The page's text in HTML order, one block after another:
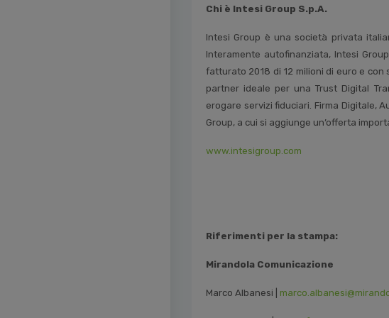
Chi è Intesi Group S.p.A.
Intesi Group è una società privata
Interamente autofinanziata, Intesi
fatturato 2018 di 12 milioni di euro e con
partner ideale per una Trust Digital
erogare servizi fiduciari. Firma Digitale,
Group, a cui si aggiunge un’offerta
www.intesigroup.com
Riferimenti per la stampa:
Mirandola Comunicazione
Marco Albanesi |